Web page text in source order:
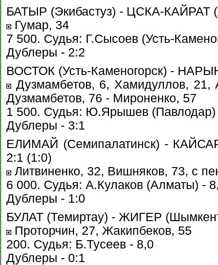
БАТЫР (Экибастуз) - ЦСКА-КАЙРАТ
Гумар, 34
7 500. Судья: Г.Сысоев (Усть-
Дублеры - 2:2
ВОСТОК (Усть-Каменогорск) -
Дузмамбетов, 6, Хамидуллов, 21,
Дузмамбетов, 76 - Мироненко, 57
1 500. Судья: Ю.Ярышев (Павлодар)
Дублеры - 3:1
ЕЛИМАЙ (Семипалатинск) -
2:1 (1:0)
Литвиненко, 32, Вишняков, 73, с
6 000. Судья: А.Кулаков (Алматы) -
Дублеры - 1:0
БУЛАТ (Темиртау) - ЖИГЕР
Проторчин, 27, Жакипбеков, 55
200. Судья: Б.Тусеев - 8,0
Дублеры - 0:1